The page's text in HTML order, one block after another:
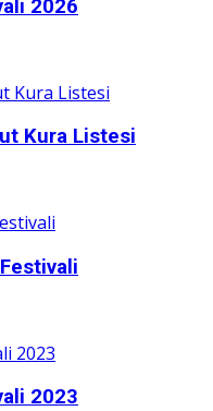
2026
Kura Listesi
2023